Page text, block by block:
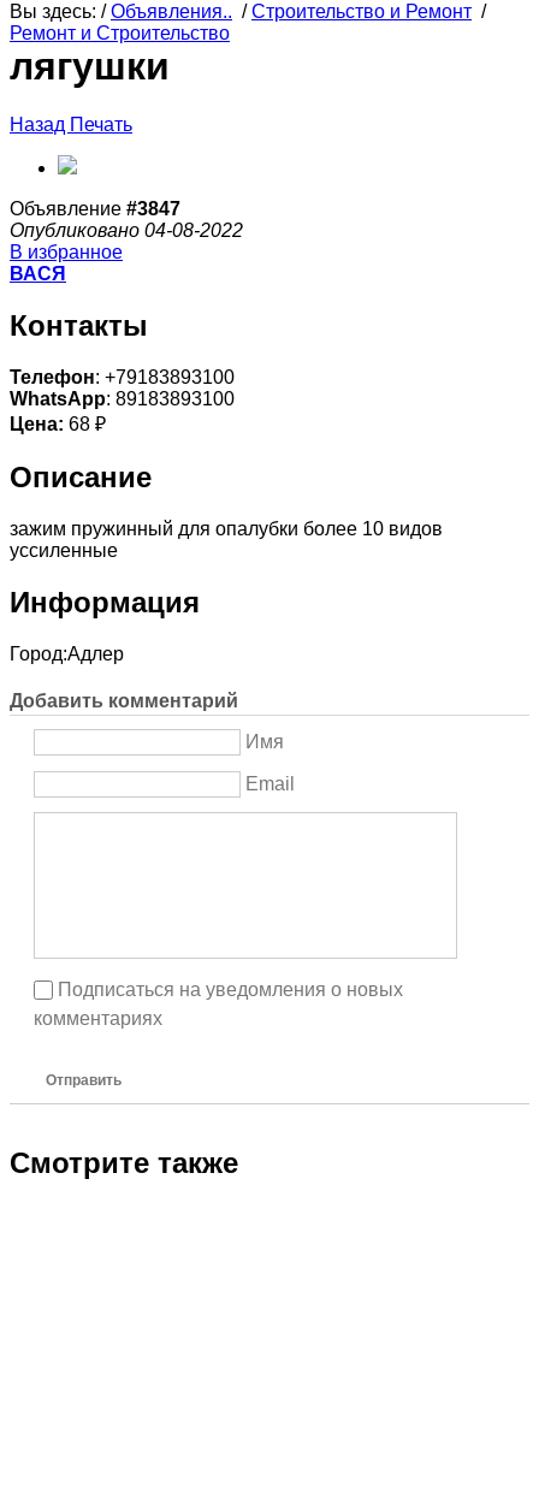
Вы здесь: /Объявления.. /Строительство и Ремонт /
Ремонт и Строительство
лягушки
Назад Печать
Объявление #3847
Опубликовано 04-08-2022
В избранное
ВАСЯ
Контакты
Телефон: +79183893100
WhatsApp: 89183893100
Цена: 68 ₽
Описание
зажим пружинный для опалубки более 10 видов
уссиленные
Информация
Город:Адлер
Добавить комментарий
Имя
Email
Подписаться на уведомления о новых
комментариях
Отправить
Смотрите также